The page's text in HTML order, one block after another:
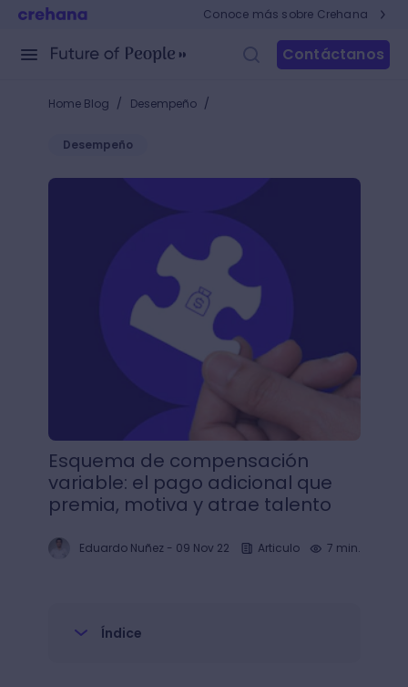
Conoce más sobre Crehana
Contáctanos
Home Blog / Desempeño /
Desempeño
Esquema de compensación variable: el pago
Esquema de compensación
variable: el pago adicional que
premia, motiva y atrae talento
Eduardo Nuñez- 09 Nov 22 Articulo 7 min.
Índice